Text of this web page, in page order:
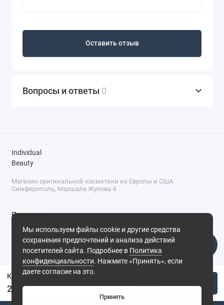
2 600 ₽
Оставить отзыв
Вопросы и ответы 0
Мы используем файлы cookie и другие средства
сохранения предпочтений и анализа действий
посетителей сайта. Подробнее в Политика
конфиденциальности. Нажмите «Принять», если
даете согласие на это.
Принять
Individual
Beauty
Магазин оригинальной косметики из Европы и США
Симферополь, Маршала Жукова 4
Поддержка
+7 (978) 586-46-46
ПН-ПТ: 9:00 - 18:00
Суббота: 9:00 - 17:00
Воскресенье: выходной
Симферополь, ул. Маршала Жукова, 4